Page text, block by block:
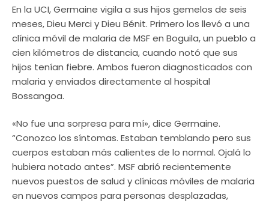
En la UCI, Germaine vigila a sus hijos gemelos de seis
meses, Dieu Merci y Dieu Bénit. Primero los llevó a una
clínica móvil de malaria de MSF en Boguila, un pueblo a
cien kilómetros de distancia, cuando notó que sus
hijos tenían fiebre. Ambos fueron diagnosticados con
malaria y enviados directamente al hospital
Bossangoa.
«No fue una sorpresa para mí», dice Germaine.
“Conozco los síntomas. Estaban temblando pero sus
cuerpos estaban más calientes de lo normal. Ojalá lo
hubiera notado antes”. MSF abrió recientemente
nuevos puestos de salud y clínicas móviles de malaria
en nuevos campos para personas desplazadas,